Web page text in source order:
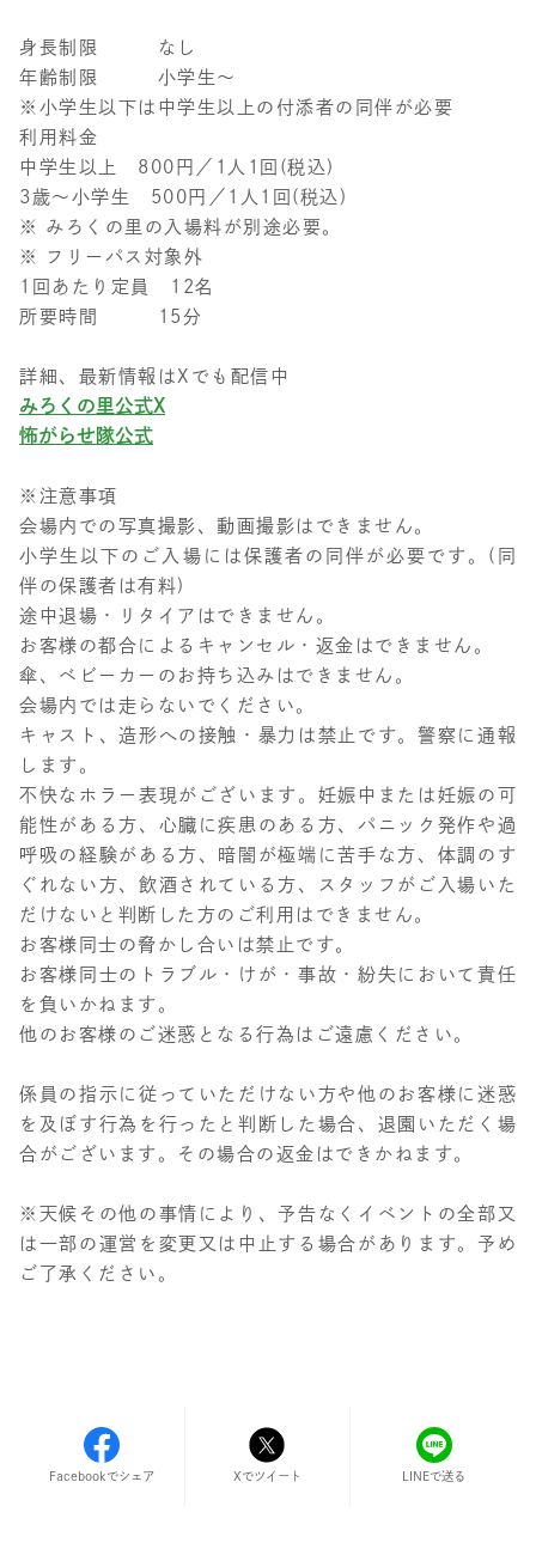
身長制限 なし
年齢制限 小学生～
※小学生以下は中学生以上の付添者の同伴が必要
利用料金
中学生以上 800円／1人1回(税込)
3歳～小学生 500円／1人1回(税込)
※ みろくの里の入場料が別途必要。
※ フリーパス対象外
1回あたり定員 12名
所要時間 15分
詳細、最新情報はXでも配信中
みろくの里公式X
怖がらせ隊公式
※注意事項
会場内での写真撮影、動画撮影はできません。
⼩学⽣以下のご⼊場には保護者の同伴が必要です。(同
伴の保護者は有料)
途中退場・リタイアはできません。
お客様の都合によるキャンセル・返金はできません。
傘、ベビーカーのお持ち込みはできません。
会場内では⾛らないでください。
キャスト、造形への接触・暴力は禁止です。警察に通報
します。
不快なホラー表現がございます。妊娠中または妊娠の可
能性がある方、心臓に疾患のある方、パニック発作や過
呼吸の経験がある方、暗闇が極端に苦手な方、体調のす
ぐれない方、飲酒されている方、スタッフがご入場いた
だけないと判断した方のご利用はできません。
お客様同士の脅かし合いは禁止です。
お客様同士のトラブル・けが・事故・紛失において責任
を負いかねます。
他のお客様のご迷惑となる⾏為はご遠慮ください。
係員の指示に従っていただけない方や他のお客様に迷惑
を及ぼす行為を行ったと判断した場合、退園いただく場
合がございます。その場合の返金はできかねます。
※天候その他の事情により、予告なくイベントの全部又
は一部の運営を変更又は中止する場合があります。予め
ご了承ください。
Facebookでシェア Xでツイート LINEで送る